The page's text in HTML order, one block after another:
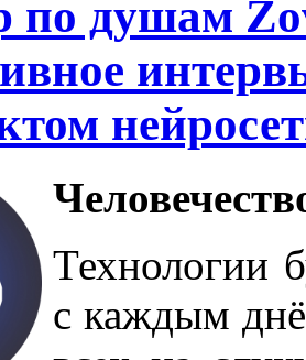
по душам
Технологии
с каждым